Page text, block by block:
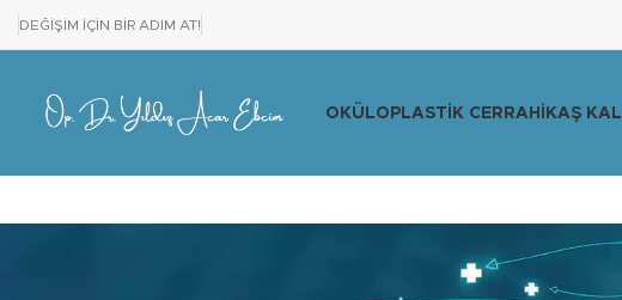
DEĞİŞİM İÇİN BİR ADIM AT!
OKÜLOPLASTIK CERRAHI KAŞ